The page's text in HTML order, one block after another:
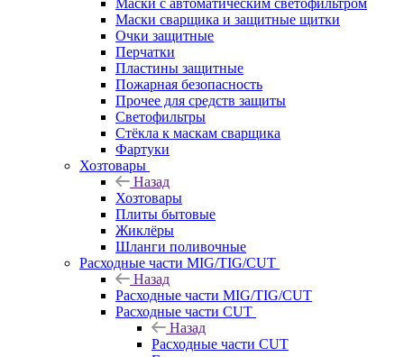
Маски с автоматическим светофильтром
Маски сварщика и защитные щитки
Очки защитные
Перчатки
Пластины защитные
Пожарная безопасность
Прочее для средств защиты
Светофильтры
Стёкла к маскам сварщика
Фартуки
Хозтовары
Назад
Хозтовары
Плиты бытовые
Жиклёры
Шланги поливочные
Расходные части MIG/TIG/CUT
Назад
Расходные части MIG/TIG/CUT
Расходные части CUT
Назад
Расходные части CUT